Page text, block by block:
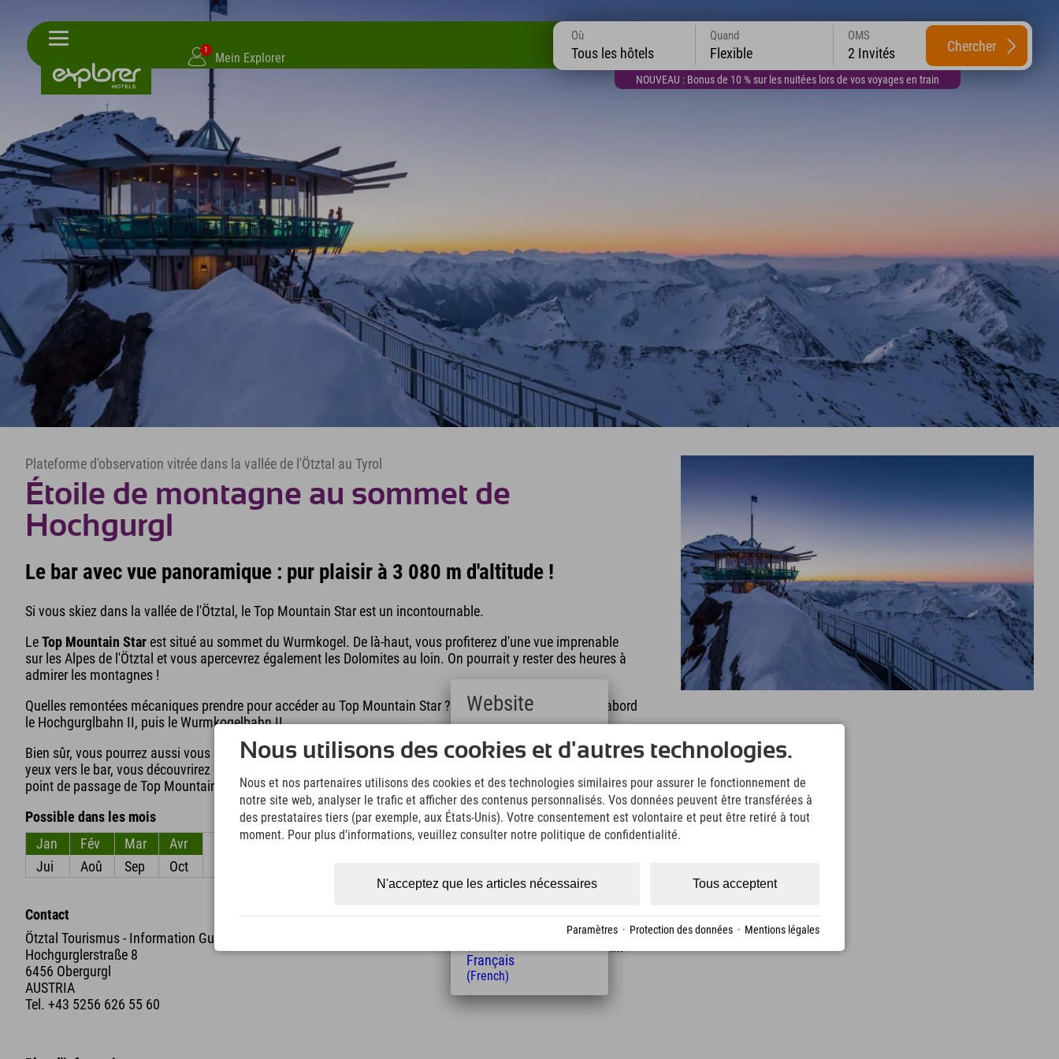
1
Mein Explorer
NOUVEAU : Bonus de 10 % sur les nuitées lors de vos voyages en train
Où
Tous les hôtels
Quand
Flexible
OMS
2 Invités Chercher
Plateforme d'observation vitrée dans la vallée de l'Ötztal au Tyrol
Étoile de montagne au sommet de
Hochgurgl
Le bar avec vue panoramique : pur plaisir à 3 080 m d'altitude !
Si vous skiez dans la vallée de l'Ötztal, le Top Mountain Star est un incontournable.
LeTop Mountain Star est situé au sommet du Wurmkogel. De là-haut, vous profiterez d'une vue imprenable
sur les Alpes de l'Ötztal et vous apercevrez également les Dolomites au loin. On pourrait y rester des heures à
admirer les montagnes !
Quelles remontées mécaniques prendre pour accéder au Top Mountain Star ? Le mieux est d'emprunter d'abord
le Hochgurglbahn II, puis le Wurmkogelbahn II.
Bien sûr, vous pourrez aussi vous restaurer au restaurant avant votre prochaine descente. Et si vous levez les
yeux vers le bar, vous découvrirez des milliers de cristaux Swarovski étincelants. Un parking est disponible au
point de passage de Top Mountain ou à Hochgurgl.
Possible dans les mois
Jan
Fév Mar Avr
Jun
Jui
Aoû Sep Oct
Contact
Ötztal Tourismus - Information Gurgl
Hochgurglerstraße 8
6456 Obergurgl
AUSTRIA
Tel. +43 5256 626 55 60
Distance de l'hôtel
38 km 40 Min.
Nous utilisons des cookies et d'autres technologies.
Nous et nos partenaires utilisons des cookies et des technologies similaires pour assurer le fonctionnement de
notre site web, analyser le trafic et afficher des contenus personnalisés. Vos données peuvent être transférées à
des prestataires tiers (par exemple, aux États-Unis). Votre consentement est volontaire et peut être retiré à tout
moment. Pour plus d'informations, veuillez consulter notre politique de confidentialité.
Tous acceptent
N'acceptez que les articles nécessaires
Paramètres · Protection des données · Mentions légales
Website
Deutsch
(German)
(English)
Italiano
(Italian)
Čeština
(Polish)
(Hungarian)
Français
(French)